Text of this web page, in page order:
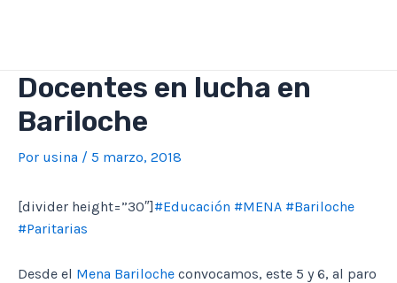
Docentes en lucha en
Bariloche
Por usina / 5 marzo, 2018
[divider height=”30″]#Educación #MENA #Bariloche
#Paritarias
Desde el Mena Bariloche convocamos, este 5 y 6, al paro